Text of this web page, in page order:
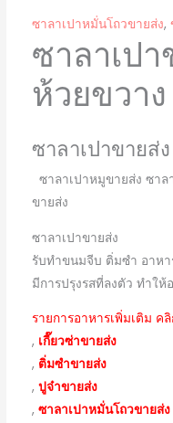
ซาลาเปาหมั่นโถวขายส่ง,
ซาลาเป
ห้วยขวา
ซาลาเปาขายส่ง
ซาลาเปาหมูขายส่ง ซาล
ขายส่ง
ซาลาเปาขายส่ง
รับทำขนมจีบ ติ่มซำ อาห
มีการปรุงรสที่ลงตัว ทำใ
รายการอาหารเพิ่มเติม ค
, เกี๊ยวซ่าขายส่ง
, ติ่มซำขายส่ง
, ปูจ๋าขายส่ง
, ซาลาเปาหมั่นโถวขายส่ง